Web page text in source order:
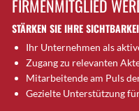
Brugg AG
Brütten
Bubendorf
Bubikon
Buchs (SG)
FIRMENMITGLIED
STÄRKEN SIE IHRE
Ihr Unternehmen als
Zugang zu relevanten
Mitarbeitende am Puls
Gezielte Unterstützung